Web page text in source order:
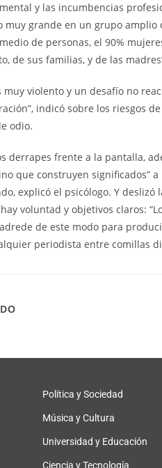
y las incumbencias
muy grande en un grupo amplio
de personas, el 90%
de sus familias, y de las
muy violento y un desafío no
indicó sobre los riesgos
odio.
derrapes frente a la pantalla,
que construyen significados”
explicó el psicólogo. Y
voluntad y objetivos claros:
de este modo para
periodista entre comillas
Política y Sociedad
Música y Cultura
Universidad y Educación
Ciencia y Tecnología